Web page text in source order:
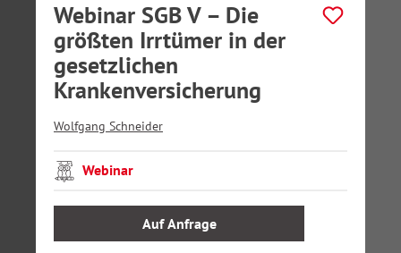
Webinar SGB V – Die
größten Irrtümer in der
gesetzlichen
Krankenversicherung
Wolfgang Schneider
Webinar
Auf Anfrage